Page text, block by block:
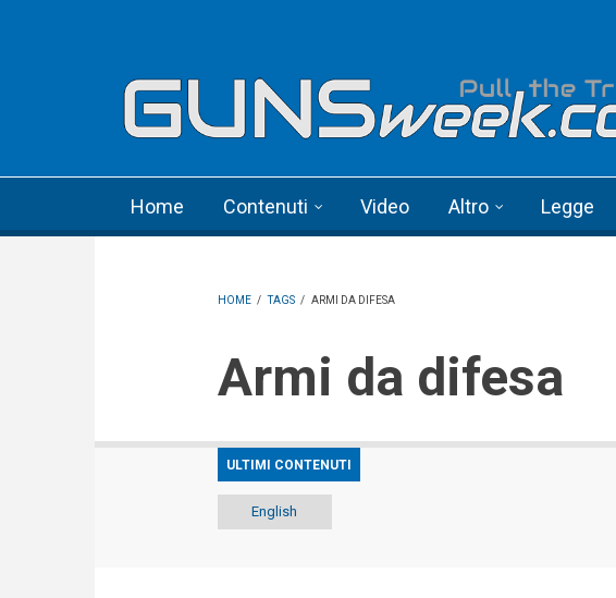
Home Contenuti Video Altro Legge
HOME / TAGS / ARMI DA DIFESA
Armi da difesa
ULTIMI CONTENUTI
English